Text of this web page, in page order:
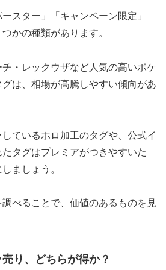
スター」「キャンペーン限定」
かの種類があります。
・レックウザなど人気の高いポケ
は、相場が高騰しやすい傾向があ
ているホロ加工のタグや、公式イ
タグはプレミアがつきやすいた
ましょう。
べることで、価値のあるものを見
り、どちらが得か？